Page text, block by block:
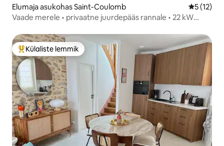
Elumaja asukohas Saint-Coulomb
5 (12)
Vaade merele • privaatne juurdepääs rannale • 22 kW
Külaliste suur lemmik
Külaliste lemmik